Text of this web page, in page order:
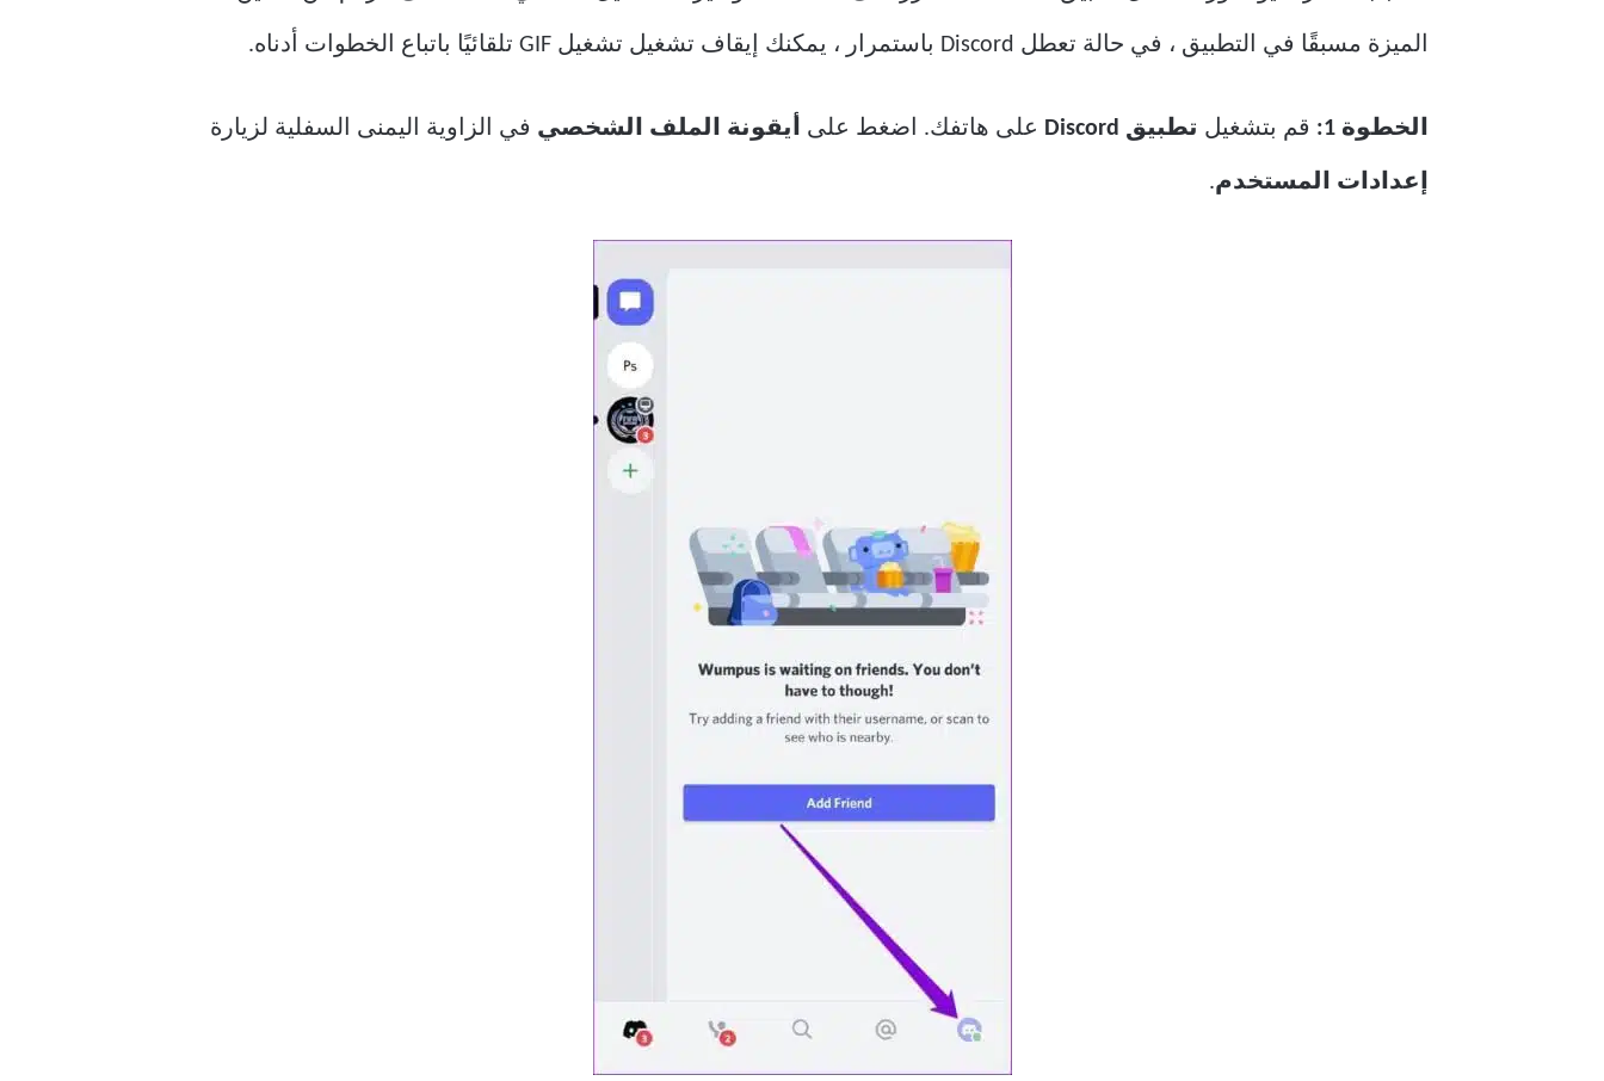
الميزة مسبقًا في التطبيق ، في حالة تعطل Discord باستمرار ، يمكنك إيقاف تشغيل تشغيل GIF تلقائيًا باتباع الخطوات أدناه.
الخطوة 1: قم بتشغيل تطبيق Discord على هاتفك. اضغط على أيقونة الملف الشخصي في الزاوية اليمنى السفلية لزيارة
إعدادات المستخدم.